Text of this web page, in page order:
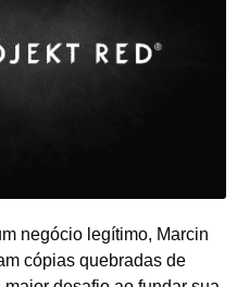
negócio legítimo, Marcin
cópias quebradas de